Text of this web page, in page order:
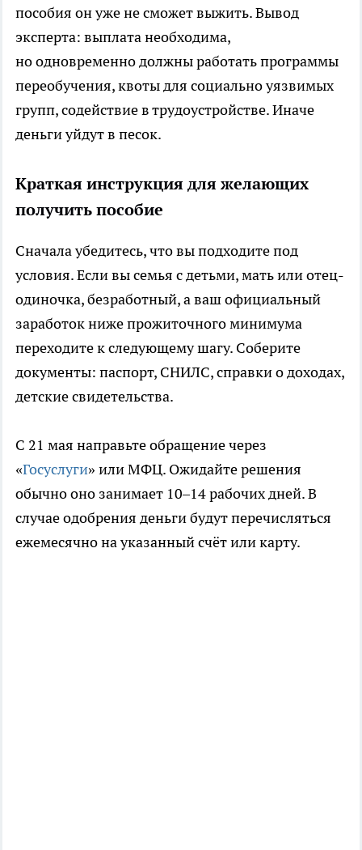
пособия он уже не сможет выжить. Вывод
эксперта: выплата необходима,
но одновременно должны работать программы
переобучения, квоты для социально уязвимых
групп, содействие в трудоустройстве. Иначе
деньги уйдут в песок.
Краткая инструкция для желающих
получить пособие
Сначала убедитесь, что вы подходите под
условия. Если вы семья с детьми, мать или отец-
одиночка, безработный, а ваш официальный
заработок ниже прожиточного минимума
переходите к следующему шагу. Соберите
документы: паспорт, СНИЛС, справки о доходах,
детские свидетельства.
С 21 мая направьте обращение через
«Госуслуги» или МФЦ. Ожидайте решения
обычно оно занимает 10–14 рабочих дней. В
случае одобрения деньги будут перечисляться
ежемесячно на указанный счёт или карту.